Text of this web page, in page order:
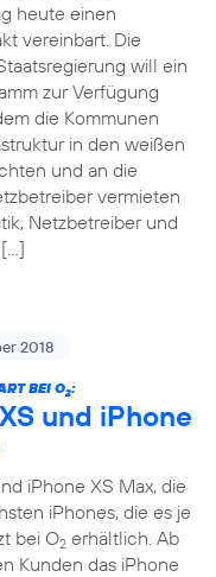
heute einen
vereinbart. Die
will ein
zur Verfügung
die Kommunen
in den weißen
und an die
vermieten
Netzbetreiber und
2018
BEI O2:
und iPhone
iPhone XS Max, die
iPhones, die es je
bei O2erhältlich. Ab
Kunden das iPhone